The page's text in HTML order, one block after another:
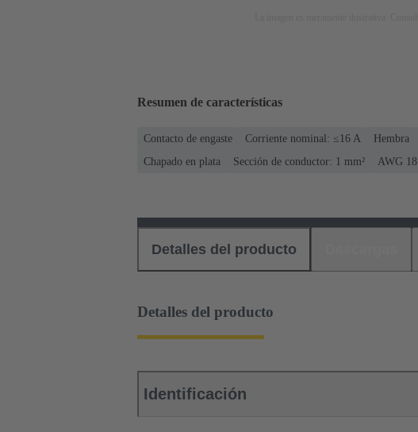
Resumen de características
Contacto de engaste Corriente nominal: ≤16 A Hembra
Chapado en plata
Sección de conductor: 1 mm² AWG 18
Detalles del producto
Detalles del producto
Identificación